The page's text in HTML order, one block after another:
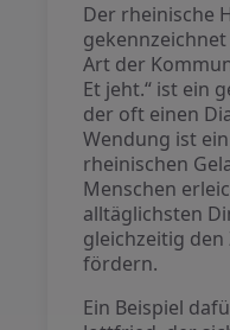
Der rheinische
Art der
Et jeht.“ ist ein
der oft einen
Wendung ist
rheinischen
Menschen
alltäglichsten
gleichzeitig
fördern.
Ein Beispiel